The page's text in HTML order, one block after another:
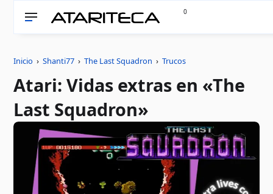
0
Inicio ›Shanti77 ›The Last Squadron ›Trucos
Atari: Vidas extras en «The
Last Squadron»